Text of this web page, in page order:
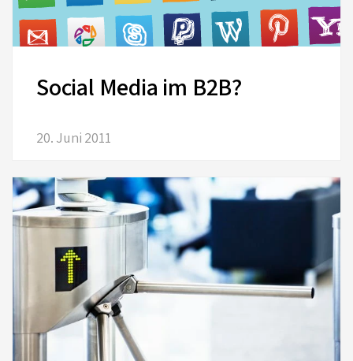
Social Media im B2B?
20. Juni 2011